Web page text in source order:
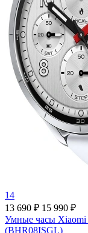
14
13 690 ₽ 15 990 ₽
Умные часы Xiaomi
(BHR08ISGL)